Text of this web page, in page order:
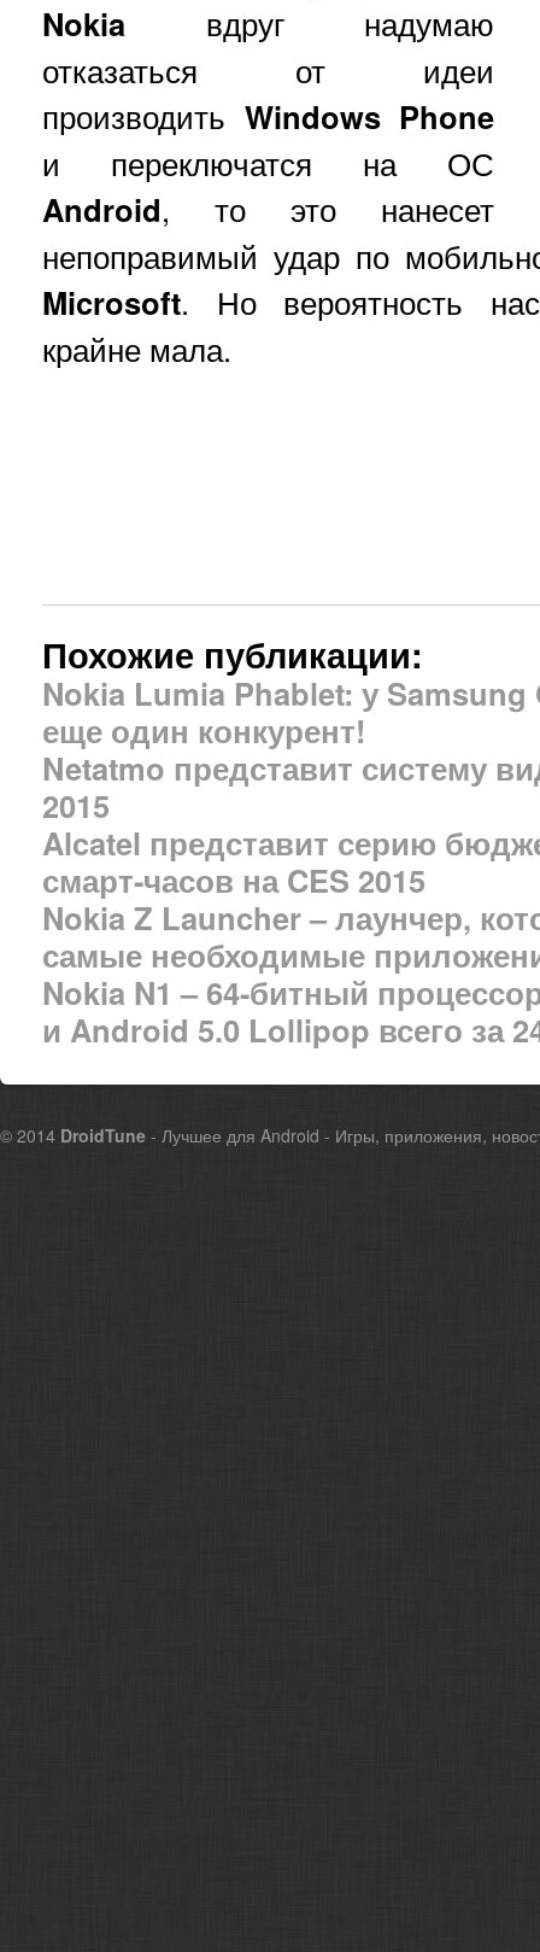
Nokia вдруг надумаю
отказаться от идеи
производить Windows Phone
и переключатся на ОС
Android, то это нанесет
непоправимый удар по
Microsoft. Но вероятность
крайне мала.
Похожие публикации:
Nokia Lumia Phablet: у
еще один конкурент!
Netatmo представит систему
2015
Alcatel представит серию
смарт-часов на CES 2015
Nokia Z Launcher – лаунчер,
самые необходимые
Nokia N1 – 64-битный
и Android 5.0 Lollipop всего за
© 2014 DroidTune - Лучшее для Android - Игры, приложения,